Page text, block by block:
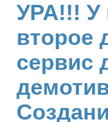
УРА!!! У
второе
сервис